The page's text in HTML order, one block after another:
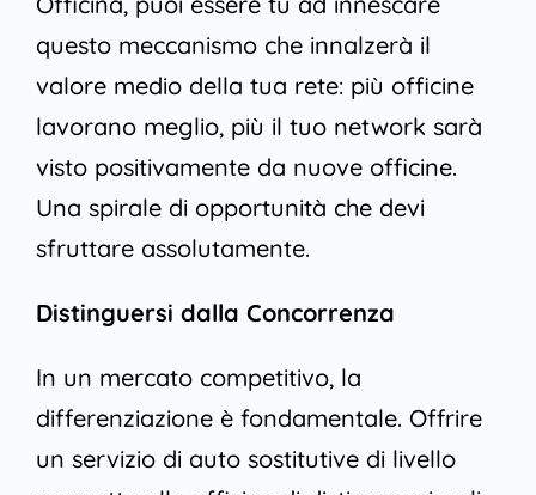
questo meccanismo che innalzerà il
valore medio della tua rete: più officine
lavorano meglio, più il tuo network sarà
visto positivamente da nuove officine.
Una spirale di opportunità che devi
sfruttare assolutamente.
Distinguersi dalla Concorrenza
In un mercato competitivo, la
differenziazione è fondamentale. Offrire
un servizio di auto sostitutive di livello